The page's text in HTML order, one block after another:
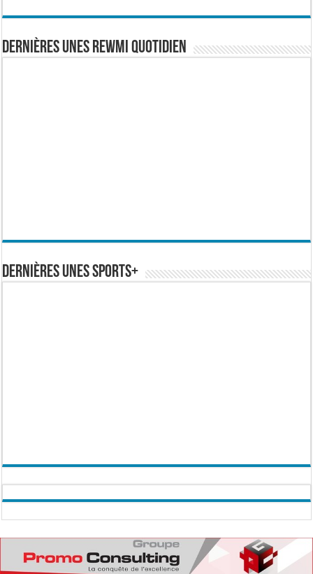
Dernières Unes Rewmi Quotidien
Dernières Unes Sports+